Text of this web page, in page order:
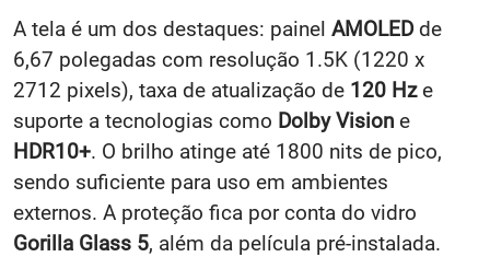
A tela é um dos destaques: painel AMOLED de
6,67 polegadas com resolução 1.5K (1220 x
2712 pixels), taxa de atualização de 120 Hze
suporte a tecnologias como Dolby Vision e
HDR10+. O brilho atinge até 1800 nits de pico,
sendo suficiente para uso em ambientes
externos. A proteção fica por conta do vidro
Gorilla Glass 5, além da película pré-instalada.